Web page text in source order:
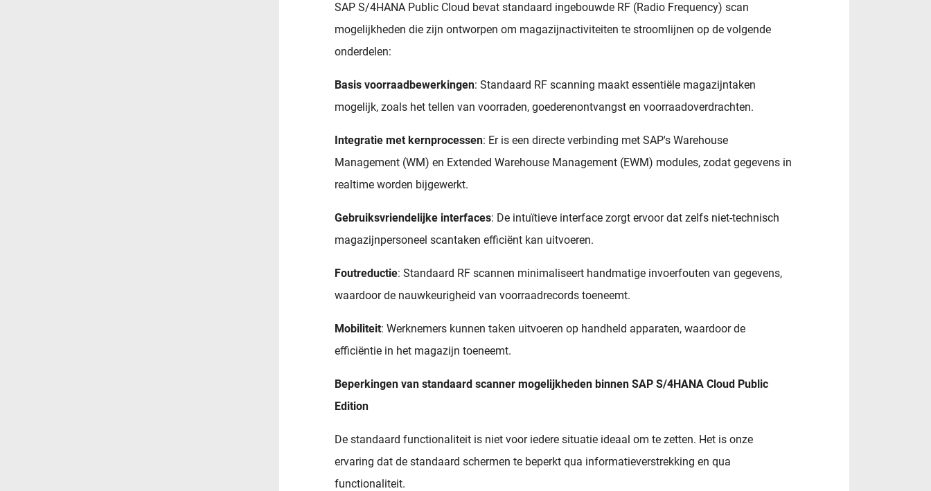
SAP S/4HANA Public Cloud bevat standaard ingebouwde RF (Radio Frequency) scan
mogelijkheden die zijn ontworpen om magazijnactiviteiten te stroomlijnen op de volgende
onderdelen:
Basis voorraadbewerkingen: Standaard RF scanning maakt essentiële magazijntaken
mogelijk, zoals het tellen van voorraden, goederenontvangst en voorraadoverdrachten.
Integratie met kernprocessen: Er is een directe verbinding met SAP's Warehouse
Management (WM) en Extended Warehouse Management (EWM) modules, zodat gegevens in
realtime worden bijgewerkt.
Gebruiksvriendelijke interfaces: De intuïtieve interface zorgt ervoor dat zelfs niet-technisch
magazijnpersoneel scantaken efficiënt kan uitvoeren.
Foutreductie: Standaard RF scannen minimaliseert handmatige invoerfouten van gegevens,
waardoor de nauwkeurigheid van voorraadrecords toeneemt.
Mobiliteit: Werknemers kunnen taken uitvoeren op handheld apparaten, waardoor de
efficiëntie in het magazijn toeneemt.
Beperkingen van standaard scanner mogelijkheden binnen SAP S/4HANA Cloud Public
Edition
De standaard functionaliteit is niet voor iedere situatie ideaal om te zetten. Het is onze
ervaring dat de standaard schermen te beperkt qua informatieverstrekking en qua
functionaliteit.